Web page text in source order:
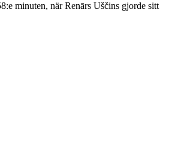
minuten, när Renārs Uščins gjorde sitt